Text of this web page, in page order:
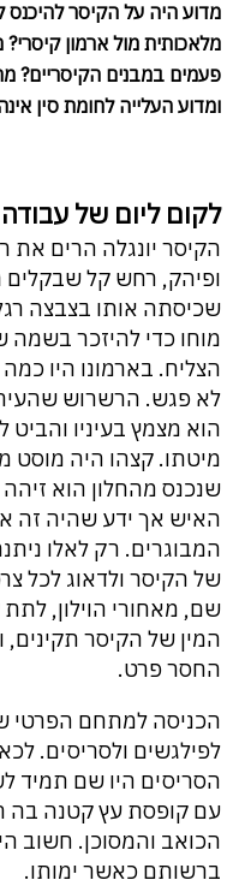
מדוע היה על הקיסר
מלאכותית מול ארמון
פעמים במבנים הקיסריים?
ומדוע העלייה לחומת סין
לקום ליום של עבודה
הקיסר יונגלה הרים
ופיהק, רחש קל
שכיסתה אותו בצבצה
מוחו כדי להיזכר בשמה
הצליח. בארמונו היו
לא פגש. הרשרוש
הוא מצמץ בעיניו והביט
מיטתו. קצהו היה מוסט
שנכנס מהחלון הוא
האיש אך ידע שהיה זה
המבוגרים. רק לאלו
של הקיסר ולדאוג לכל
שם, מאחורי הוילון,
המין של הקיסר
החסר פרט.
הכניסה למתחם הפרטי
לפילגשים ולסריסים.
הסריסים היו שם תמיד
עם קופסת עץ קטנה בה
הכואב והמסוכן. חשוב
ברשותם כאשר ימותו.